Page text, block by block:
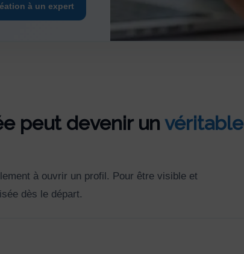
à un expert
peut devenir un véritable
à ouvrir un profil. Pour être visible et
dès le départ.